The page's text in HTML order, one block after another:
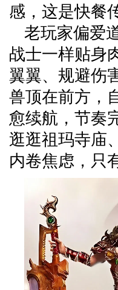
感，这是快餐
老玩家偏爱
战士一样贴身
翼翼、规避伤
兽顶在前方，
愈续航，节奏
逛逛祖玛寺庙
内卷焦虑，只